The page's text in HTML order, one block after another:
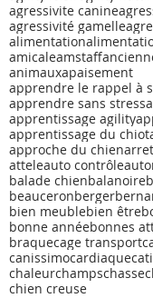
agressivite canine
agressivité gamelle
alimentation
amicaleamstaff
animauxapaisement
apprendre le rappel à
apprendre sans stress
apprentissage agility
apprentissage du chiot
approche du chienarret
atteleauto contrôle
balade chienbalanoire
beauceronberger
bien meublebien être
bonne annéebonnes
braquecage transport
canissimocardiaque
chaleurchampschasse
chien creuse